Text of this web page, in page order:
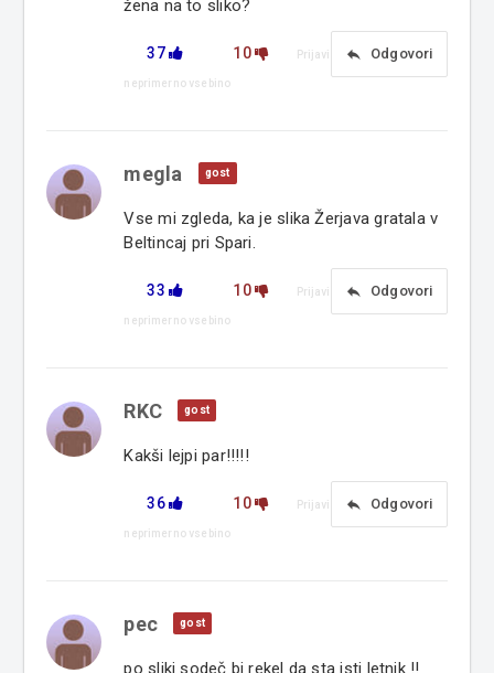
žena na to sliko?
37 10 reply Odgovori
Prijavi
neprimerno vsebino
megla gost
Vse mi zgleda, ka je slika Žerjava gratala v
Beltincaj pri Spari.
33 10 reply Odgovori
Prijavi
neprimerno vsebino
RKC gost
Kakši lejpi par!!!!!
36 10 reply Odgovori
Prijavi
neprimerno vsebino
pec gost
po sliki sodeč bi rekel da sta isti letnik !!